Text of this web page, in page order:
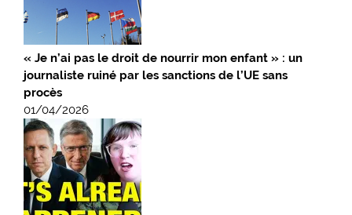
« Je n’ai pas le droit de nourrir mon enfant » : un
journaliste ruiné par les sanctions de l’UE sans
procès
01/04/2026